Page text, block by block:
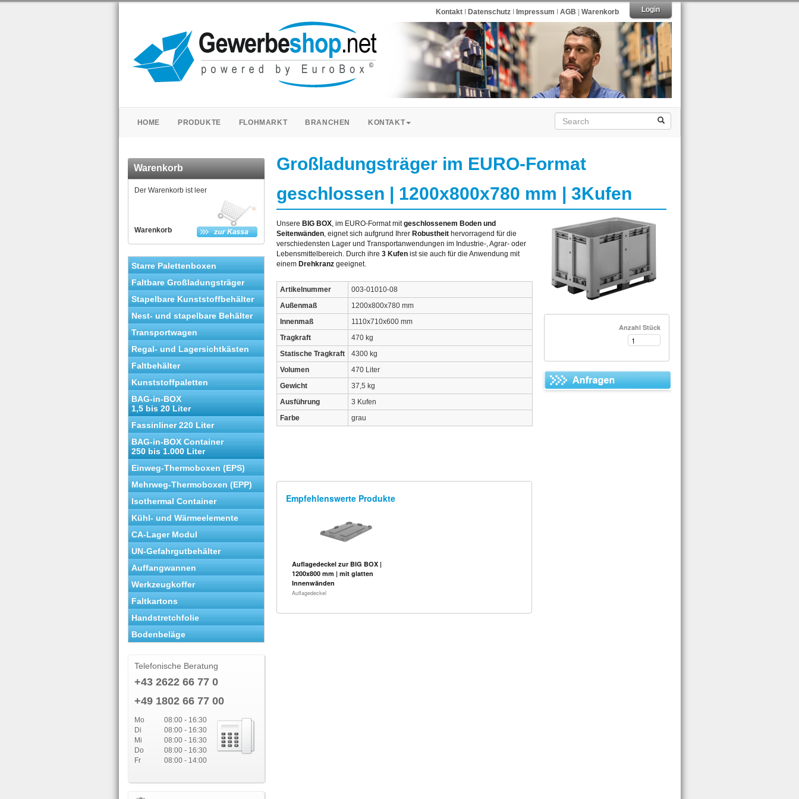
KontaktI Datenschutz Impressum AGB Warenkorb Login
HOME PRODUKTE FLOHMARKT BRANCHEN KONTAKT
Warenkorb
Warenkorb
Der Warenkorb ist leer
Starre Palettenboxen
Faltbare Großladungsträger
Stapelbare Kunststoffbehälter
Nest- und stapelbare Behälter
Transportwagen
Regal- und Lagersichtkästen
Faltbehälter
Kunststoffpaletten
BAG-in-BOX
1,5 bis 20 Liter
Fassinliner 220 Liter
BAG-in-BOX Container
250 bis 1.000 Liter
Einweg-Thermoboxen (EPS)
Mehrweg-Thermoboxen (EPP)
Isothermal Container
Kühl- und Wärmeelemente
CA-Lager Modul
UN-Gefahrgutbehälter
Auffangwannen
Werkzeugkoffer
Faltkartons
Handstretchfolie
Bodenbeläge
Telefonische Beratung
+43 2622 66 77 0
+49 1802 66 77 00
Mo
08:00 - 16:30
Di
08:00 - 16:30
Mi
08:00 - 16:30
Do
08:00 - 16:30
Fr
08:00 - 14:00
Großladungsträger im EURO-Format
geschlossen | 1200x800x780 mm | 3Kufen
Unsere BIG BOX, im EURO-Format mitgeschlossenem Boden und
Seitenwänden, eignet sich aufgrund Ihrer Robustheit hervorragend für die
verschiedensten Lager und Transportanwendungen im Industrie-, Agrar- oder
Lebensmittelbereich. Durch ihre 3 Kufenist sie auch für die Anwendung mit
einem Drehkranz geeignet.
Artikelnummer
003-01010-08
Außenmaß
1200x800x780 mm
Innenmaß
1110x710x600 mm
Tragkraft
470 kg
Statische Tragkraft
4300 kg
Volumen
470 Liter
Gewicht
37,5 kg
Ausführung
3 Kufen
Farbe
grau
Empfehlenswerte Produkte
Auflagedeckel zur BIG BOX |
1200x800 mm | mit glatten
Innenwänden
Auflagedeckel
Anzahl Stück